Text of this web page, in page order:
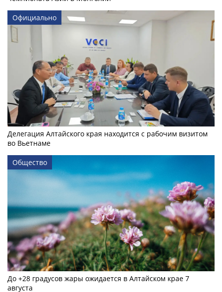
Официально
Делегация Алтайского края находится с рабочим визитом
во Вьетнаме
Общество
До +28 градусов жары ожидается в Алтайском крае 7
августа